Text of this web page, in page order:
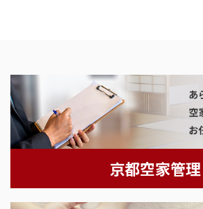
京都空家管理